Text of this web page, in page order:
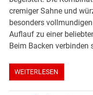
cremiger Sahne und
besonders
Auflauf zu einer
Beim Backen verbinden
WEITERLESEN